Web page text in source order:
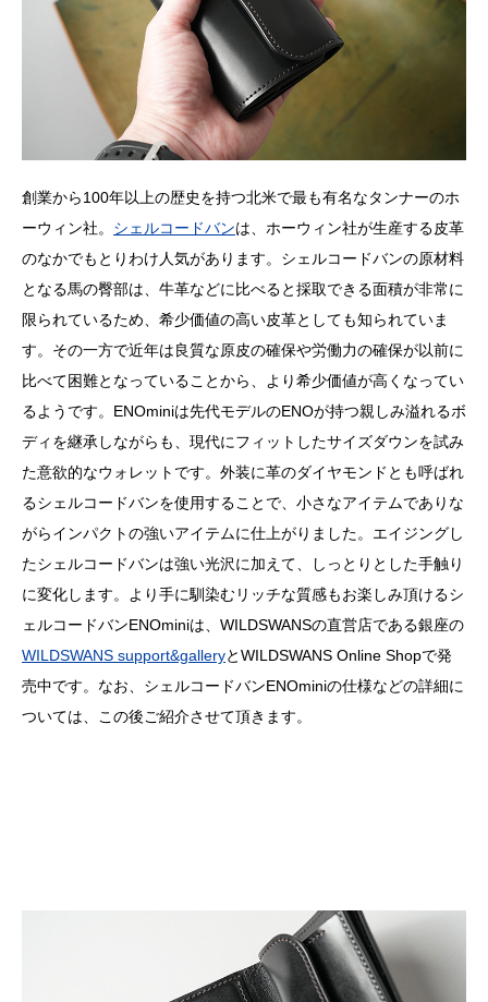
創業から100年以上の歴史を持つ北米で最も有名なタンナーのホ
ーウィン社。 シェルコードバンは、ホーウィン社が生産する皮革
のなかでもとりわけ人気があります。シェルコードバンの原材料
となる馬の臀部は、牛革などに比べると採取できる面積が非常に
限られているため、希少価値の高い皮革としても知られていま
す。その一方で近年は良質な原皮の確保や労働力の確保が以前に
比べて困難となっていることから、より希少価値が高くなってい
るようです。ENOminiは先代モデルのENOが持つ親しみ溢れるボ
ディを継承しながらも、現代にフィットしたサイズダウンを試み
た意欲的なウォレットです。外装に革のダイヤモンドとも呼ばれ
るシェルコードバンを使用することで、小さなアイテムでありな
がらインパクトの強いアイテムに仕上がりました。エイジングし
たシェルコードバンは強い光沢に加えて、しっとりとした手触り
に変化します。より手に馴染むリッチな質感もお楽しみ頂けるシ
ェルコードバンENOminiは、WILDSWANSの直営店である銀座の
WILDSWANS support&galleryとWILDSWANS Online Shopで発
売中です。なお、シェルコードバンENOminiの仕様などの詳細に
ついては、この後ご紹介させて頂きます。